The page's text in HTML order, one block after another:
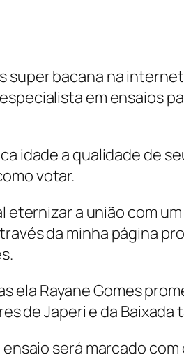
bacana na
em ensaios
idade a qualidade de
votar.
eternizar a união com
da minha página
ela Rayane Gomes
de Japeri e da Baixada
será marcado